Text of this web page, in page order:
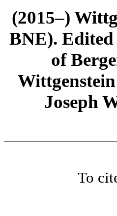
(2015–)
BNE).
of
Joseph
To